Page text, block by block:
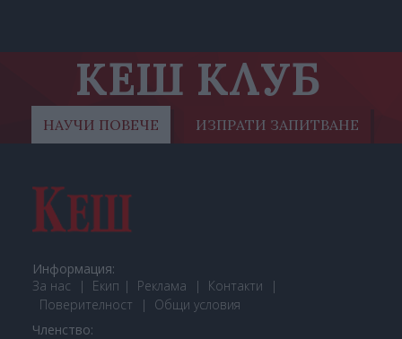
КЕШ КЛУБ
НАУЧИ ПОВЕЧЕ ИЗПРАТИ ЗАПИТВАНЕ
Информация:
За нас
Екип Реклама
Контакти
Поверителност
Общи условия
Членство: